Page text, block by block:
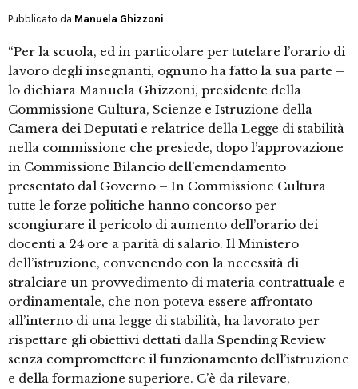
Pubblicato da Manuela Ghizzoni
“Per la scuola, ed in particolare per tutelare l’orario di
lavoro degli insegnanti, ognuno ha fatto la sua parte –
lo dichiara Manuela Ghizzoni, presidente della
Commissione Cultura, Scienze e Istruzione della
Camera dei Deputati e relatrice della Legge di stabilità
nella commissione che presiede, dopo l’approvazione
in Commissione Bilancio dell’emendamento
presentato dal Governo – In Commissione Cultura
tutte le forze politiche hanno concorso per
scongiurare il pericolo di aumento dell’orario dei
docenti a 24 ore a parità di salario. Il Ministero
dell’istruzione, convenendo con la necessità di
stralciare un provvedimento di materia contrattuale e
ordinamentale, che non poteva essere affrontato
all’interno di una legge di stabilità, ha lavorato per
rispettare gli obiettivi dettati dalla Spending Review
senza compromettere il funzionamento dell’istruzione
e della formazione superiore. C’è da rilevare,